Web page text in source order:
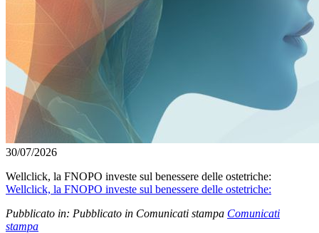
30/07/2026
Wellclick, la FNOPO investe sul benessere delle ostetriche:
Wellclick, la FNOPO investe sul benessere delle ostetriche:
Pubblicato in: Pubblicato in Comunicati stampa Comunicati
stampa